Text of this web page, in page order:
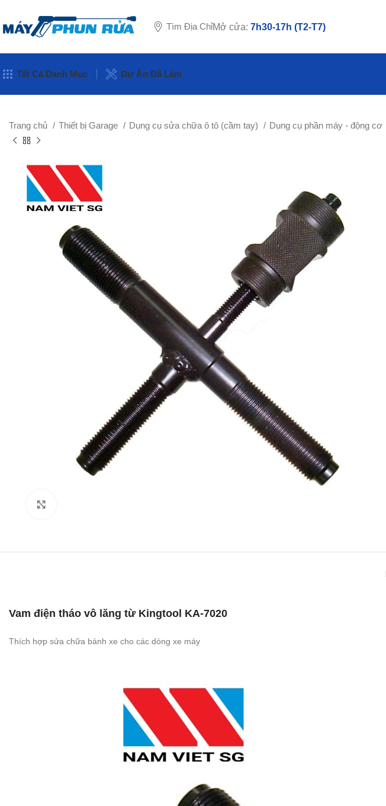
Tìm Địa ChỉMở cửa: 7h30-17h (T2-T7)
Tất Cả Danh Mục Dự Án Đã Làm
Trang chủ Thiết bị Garage Dụng cụ sửa chữa ô tô (cầm tay) Dụng cụ phần máy - động cơ
Vam điện tháo vô lăng từ Kingtool KA-7020
Thích hợp sửa chữa bánh xe cho các dòng xe máy